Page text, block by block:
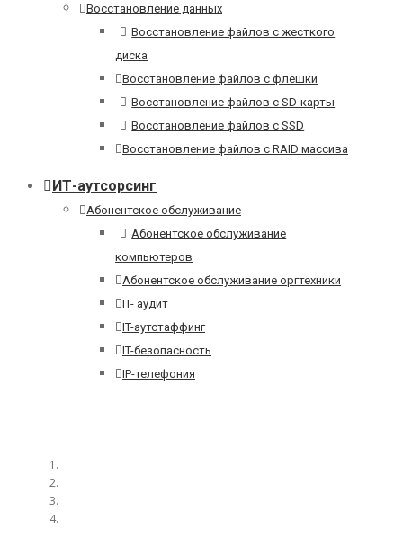
Восстановление данных
Восстановление файлов с жесткого
диска
Восстановление файлов с флешки
Восстановление файлов с SD-карты
Восстановление файлов с SSD
Восстановление файлов с RAID массива
ИТ-аутсорсинг
Абонентское обслуживание
Абонентское обслуживание
компьютеров
Абонентское обслуживание оргтехники
IT- аудит
IT-аутстаффинг
IT-безопасность
IP-телефония